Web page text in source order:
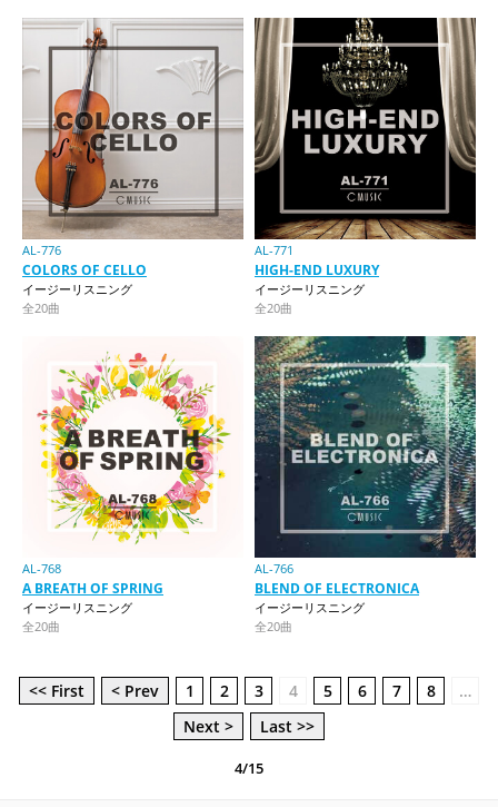
AL-776
COLORS OF CELLO
イージーリスニング
全20曲
AL-771
HIGH-END LUXURY
イージーリスニング
全20曲
AL-768
A BREATH OF SPRING
イージーリスニング
全20曲
AL-766
BLEND OF ELECTRONICA
イージーリスニング
全20曲
<< First < Prev 1 2 3 4 5 6 7 8
…
Next >
Last >>
4/15